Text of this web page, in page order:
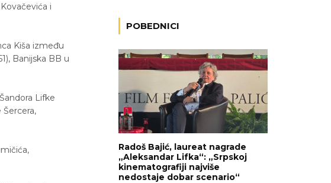
i
Kiša između
Banijska BB u
Lifke
POBEDNICI
Radoš Bajić, laureat nagrade
„Aleksandar Lifka“: „Srpskoj
kinematografiji najviše
nedostaje dobar scenario“